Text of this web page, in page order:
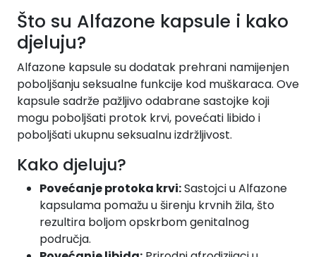
Što su Alfazone kapsule i kako
djeluju?
Alfazone kapsule su dodatak prehrani namijenjen
poboljšanju seksualne funkcije kod muškaraca. Ove
kapsule sadrže pažljivo odabrane sastojke koji
mogu poboljšati protok krvi, povećati libido i
poboljšati ukupnu seksualnu izdržljivost.
Kako djeluju?
Povećanje protoka krvi:Sastojci u Alfazone
kapsulama pomažu u širenju krvnih žila, što
rezultira boljom opskrbom genitalnog
područja.